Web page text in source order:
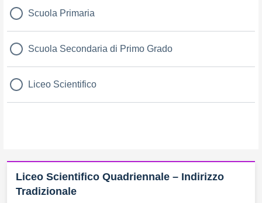
Scuola Primaria
Scuola Secondaria di Primo Grado
Liceo Scientifico
Liceo Scientifico Quadriennale – Indirizzo
Tradizionale